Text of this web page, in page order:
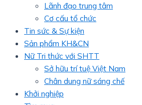
Lãnh đạo trung tâm
Cơ cấu tổ chức
Tin sức & Sự kiện
Sản phẩm KH&CN
Nữ Tri thức với SHTT
Sở hữu trí tuệ Việt Nam
Chân dung nữ sáng chế
Khởi nghiệp